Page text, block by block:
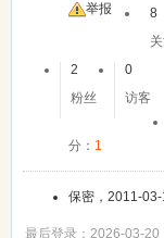
举报
8
2
粉丝
0
访客
分： 1
保密，2011-
最后登录：2026-03-20